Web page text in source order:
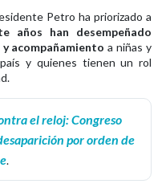
Petro ha priorizado a
años han desempeñado
acompañamiento a niñas y
y quienes tienen un rol
el reloj: Congreso
por orden de
.